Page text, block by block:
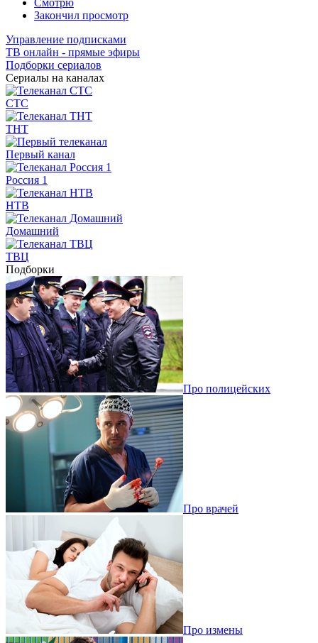
Смотрю
Закончил просмотр
Управление подписками
ТВ онлайн - прямые эфиры
Подборки сериалов
Сериалы на каналах
СТС
ТНТ
Первый канал
Россия 1
НТВ
Домашний
ТВЦ
Подборки
Про полицейских
Про врачей
Про измены